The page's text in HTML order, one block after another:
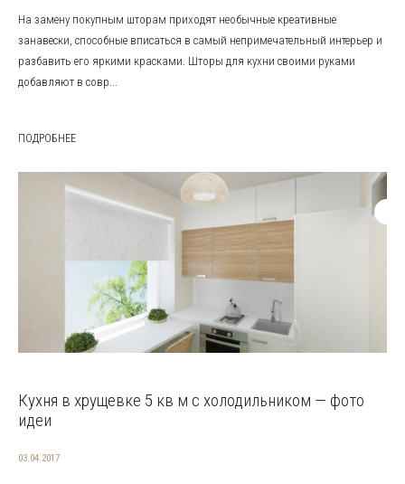
На замену покупным шторам приходят необычные креативные
занавески, способные вписаться в самый непримечательный интерьер и
разбавить его яркими красками. Шторы для кухни своими руками
добавляют в совр...
ПОДРОБНЕЕ
Кухня в хрущевке 5 кв м с холодильником — фото
идеи
03.04.2017